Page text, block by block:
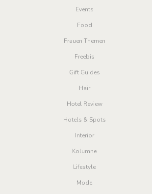
Events
Food
Frauen Themen
Freebis
Gift Guides
Hair
Hotel Review
Hotels & Spots
Interior
Kolumne
Lifestyle
Mode